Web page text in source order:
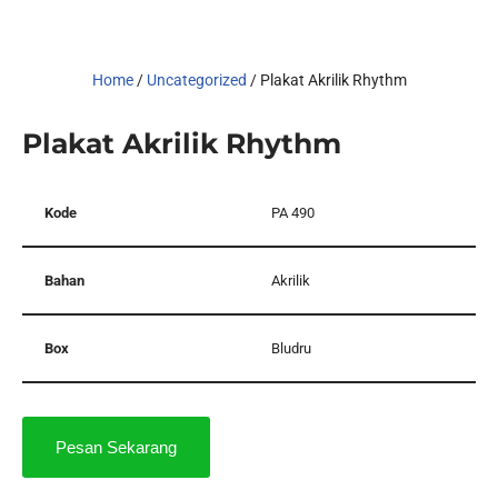
Home/ Uncategorized / Plakat Akrilik Rhythm
Plakat Akrilik Rhythm
Kode PA 490
Bahan Akrilik
Box Bludru
Pesan Sekarang